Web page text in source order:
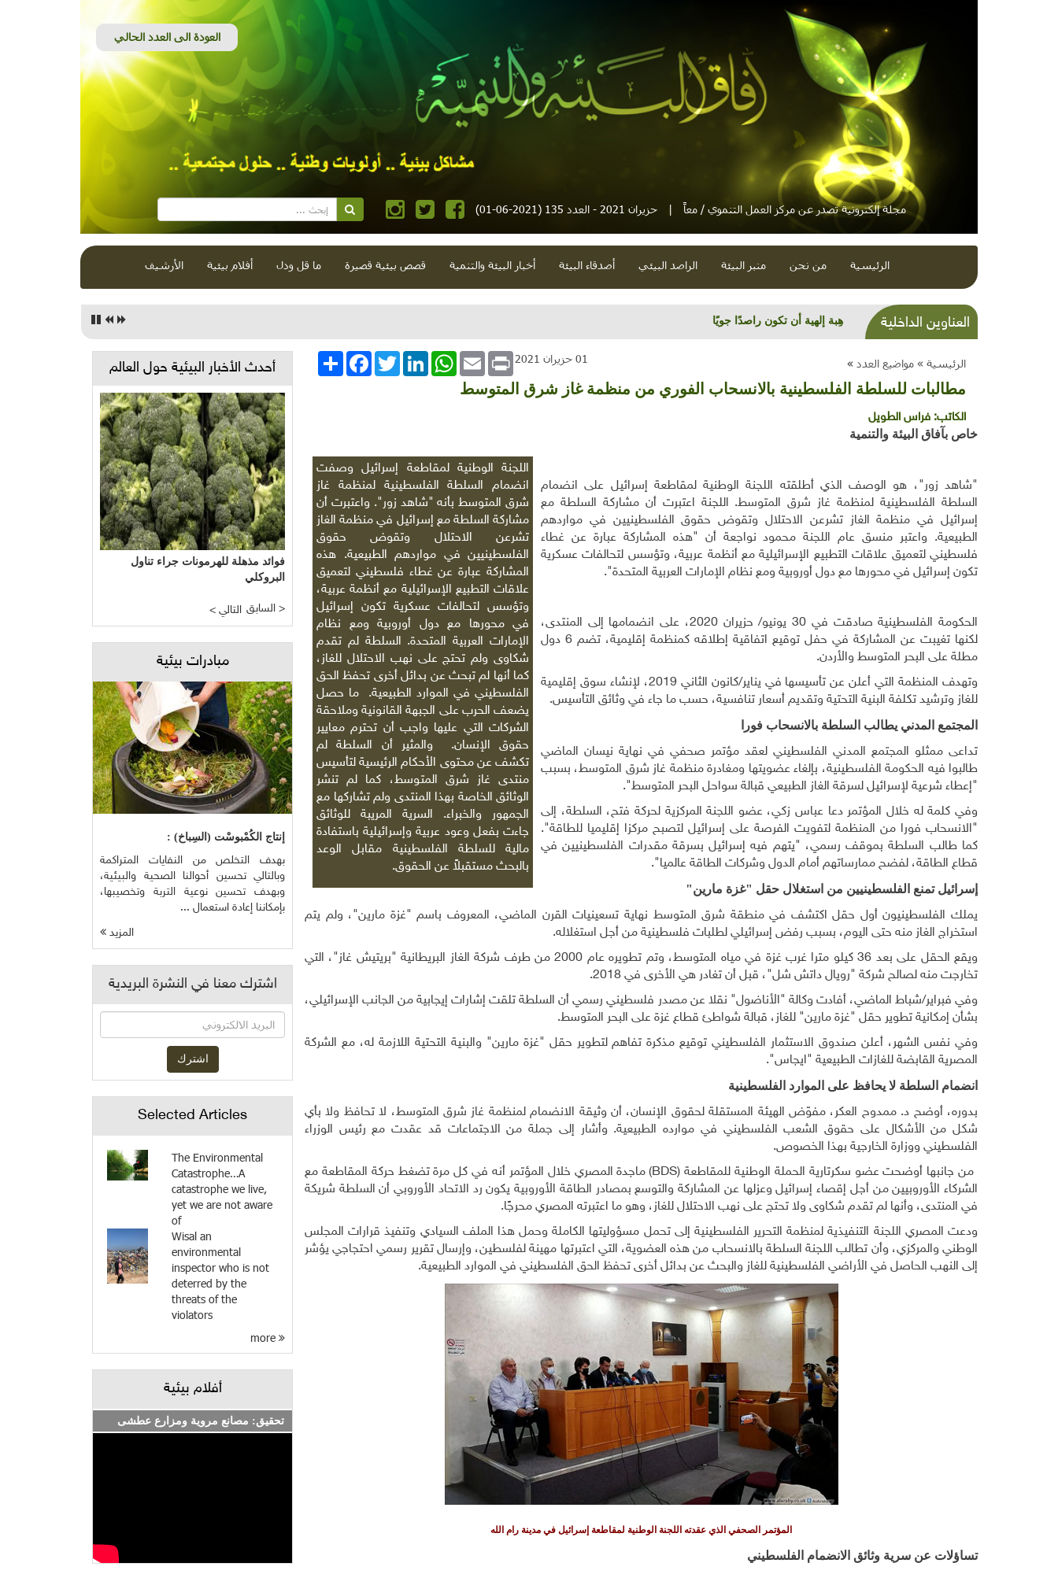
مجلة إلكترونية تصدر عن مركز العمل التنموي / معاً | حزيران 2021 - العدد 135 (2021-06-01)
الرئيسية من نحن منبر البيئة الراصد البيئي أصدقاء البيئة أخبار البيئة والتنمية قصص بيئية قصيرة ما قل ودل أفلام بيئية الأرشيف
العناوين الداخلية بعد انهيار المقاييس.. المستهلك بين خياري الانتحار الجماعي أو الموت البطيء
الرئيسية » مواضيع العدد » انشر
FacebookTwitterLinkedInWhatsApp Email Print 01 حزيران 2021
مطالبات للسلطة الفلسطينية بالانسحاب الفوري من منظمة غاز شرق المتوسط
الكاتب: فراس الطويل
خاص بآفاق البيئة والتنمية
اللجنة الوطنية لمقاطعة إسرائيل وصفت
انضمام السلطة الفلسطينية لمنظمة غاز
شرق المتوسط بأنه "شاهد زور". واعتبرت أن
مشاركة السلطة مع إسرائيل في منظمة الغاز
تشرعن الاحتلال وتقوض حقوق
الفلسطينيين في مواردهم الطبيعية. هذه
المشاركة عبارة عن غطاء فلسطيني لتعميق
علاقات التطبيع الإسرائيلية مع أنظمة عربية،
وتؤسس لتحالفات عسكرية تكون إسرائيل
في محورها مع دول أوروبية ومع نظام
الإمارات العربية المتحدة. السلطة لم تقدم
شكاوى ولم تحتج على نهب الاحتلال للغاز،
كما أنها لم تبحث عن بدائل أخرى تحفظ الحق
الفلسطيني في الموارد الطبيعية. ما حصل
يضعف الحرب على الجبهة القانونية وملاحقة
الشركات التي عليها واجب أن تحترم معايير
حقوق الإنسان. والمثير أن السلطة لم
تكشف عن محتوى الأحكام الرئيسية لتأسيس
منتدى غاز شرق المتوسط، كما لم تنشر
الوثائق الخاصة بهذا المنتدى ولم تشاركها مع
الجمهور والخبراء. السرية المريبة للوثائق
جاءت بفعل وعود عربية وإسرائيلية باستفادة
مالية للسلطة الفلسطينية مقابل الوعد
بالبحث مستقبلاً عن الحقوق.
"شاهد زور"، هو الوصف الذي أطلقته اللجنة الوطنية لمقاطعة إسرائيل على انضمام
السلطة الفلسطينية لمنظمة غاز شرق المتوسط. اللجنة اعتبرت أن مشاركة السلطة مع
إسرائيل في منظمة الغاز تشرعن الاحتلال وتقوض حقوق الفلسطينيين في مواردهم
الطبيعية. واعتبر منسق عام اللجنة محمود نواجعة أن "هذه المشاركة عبارة عن غطاء
فلسطيني لتعميق علاقات التطبيع الإسرائيلية مع أنظمة عربية، وتؤسس لتحالفات عسكرية
تكون إسرائيل في محورها مع دول أوروبية ومع نظام الإمارات العربية المتحدة".
الحكومة الفلسطينية صادقت في 30 يونيو/ حزيران 2020، على انضمامها إلى المنتدى،
لكنها تغيبت عن المشاركة في حفل توقيع اتفاقية إطلاقه كمنظمة إقليمية، تضم 6 دول
مطلة على البحر المتوسط والأردن.
وتهدف المنظمة التي أعلن عن تأسيسها في يناير/كانون الثاني 2019، لإنشاء سوق إقليمية
للغاز وترشيد تكلفة البنية التحتية وتقديم أسعار تنافسية، حسب ما جاء في وثائق التأسيس.
المجتمع المدني يطالب السلطة بالانسحاب فورا
تداعى ممثلو المجتمع المدني الفلسطيني لعقد مؤتمر صحفي في نهاية نيسان الماضي
طالبوا فيه الحكومة الفلسطينية، بإلغاء عضويتها ومغادرة منظمة غاز شرق المتوسط، بسبب
"إعطاء شرعية لإسرائيل لسرقة الغاز الطبيعي قبالة سواحل البحر المتوسط".
وفي كلمة له خلال المؤتمر دعا عباس زكي، عضو اللجنة المركزية لحركة فتح، السلطة، إلى
"الانسحاب فورا من المنظمة لتفويت الفرصة على إسرائيل لتصبح مركزا إقليميا للطاقة"
.
كما طالب السلطة بموقف رسمي، "يتهم فيه إسرائيل بسرقة مقدرات الفلسطينيين في
قطاع الطاقة، لفضح ممارساتهم أمام الدول وشركات الطاقة عالميا"
.
إسرائيل تمنع الفلسطينيين من استغلال حقل "غزة مارين"
يملك الفلسطينيون أول حقل اكتشف في منطقة شرق المتوسط نهاية تسعينيات القرن الماضي، المعروف باسم "غزة مارين"، ولم يتم
استخراج الغاز منه حتى اليوم، بسبب رفض إسرائيلي لطلبات فلسطينية من أجل استغلاله.
ويقع الحقل على بعد 36 كيلو مترا غرب غزة في مياه المتوسط، وتم تطويره عام 2000 من طرف شركة الغاز البريطانية "بريتيش غاز"، التي
تخارجت منه لصالح شركة "رويال داتش شل"، قبل أن تغادر هي الأخرى في 2018
.
وفي فبراير/شباط الماضي، أفادت وكالة "الأناضول" نقلا عن مصدر فلسطيني رسمي أن السلطة تلقت إشارات إيجابية من الجانب الإسرائيلي،
بشأن إمكانية تطوير حقل "غزة مارين" للغاز، قبالة شواطئ قطاع غزة على البحر المتوسط.
وفي نفس الشهر، أعلن صندوق الاستثمار الفلسطيني توقيع مذكرة تفاهم لتطوير حقل "غزة مارين" والبنية التحتية اللازمة له، مع الشركة
المصرية القابضة للغازات الطبيعية "ايجاس"
.
انضمام السلطة لا يحافظ على الموارد الفلسطينية
بدوره، أوضح د. ممدوح العكر، مفوّض الهيئة المستقلة لحقوق الإنسان، أن وثيقة الانضمام لمنظمة غاز شرق المتوسط، لا تحافظ ولا بأي
شكل من الأشكال على حقوق الشعب الفلسطيني في موارده الطبيعية. وأشار إلى جملة من الاجتماعات قد عقدت مع رئيس الوزراء
الفلسطيني ووزارة الخارجية بهذا الخصوص.
من جانبها أوضحت عضو سكرتارية الحملة الوطنية للمقاطعة(BDS)ماجدة المصري خلال المؤتمر أنه في كل مرة تضغط حركة المقاطعة مع
الشركاء الأوروبيين من أجل إقصاء إسرائيل وعزلها عن المشاركة والتوسع بمصادر الطاقة الأوروبية يكون رد الاتحاد الأوروبي أن السلطة شريكة
في المنتدى، وأنها لم تقدم شكاوى ولا تحتج على نهب الاحتلال للغاز، وهو ما اعتبرته المصري محرجًا.
ودعت المصري اللجنة التنفيذية لمنظمة التحرير الفلسطينية إلى تحمل مسؤوليتها الكاملة وحمل هذا الملف السيادي وتنفيذ قرارات المجلس
الوطني والمركزي، وأن تطالب اللجنة السلطة بالانسحاب من هذه العضوية، التي اعتبرتها مهينة لفلسطين، وإرسال تقرير رسمي احتجاجي يؤشر
إلى النهب الحاصل في الأراضي الفلسطينية للغاز والبحث عن بدائل أخرى تحفظ الحق الفلسطيني في الموارد الطبيعية.
المؤتمر الصحفي الذي عقدته اللجنة الوطنية لمقاطعة إسرائيل في مدينة رام الله
تساؤلات عن سرية وثائق الانضمام الفلسطيني
أحدث الأخبار البيئية حول العالم
فوائد مذهلة للهرمونات جراء تناول
البروكلي
< التالي السابق >
مبادرات بيئية
إنتاج الكُمْبوسْت (السِباخ) :
بهدف التخلص من النفايات المتراكمة
وبالتالي تحسين أحوالنا الصحية والبيئية،
وبهدف تحسين نوعية التربة وتخصيبها،
بإمكاننا إعادة استعمال ...
المزيد
اشترك معنا في النشرة البريدية
Selected Articles
The Environmental
Catastrophe…A
catastrophe we live,
yet we are not aware
of
Wisal an
environmental
inspector who is not
deterred by the
threats of the
violators
أفلام بيئية
تحقيق: مصانع مروية ومزارع عطشى